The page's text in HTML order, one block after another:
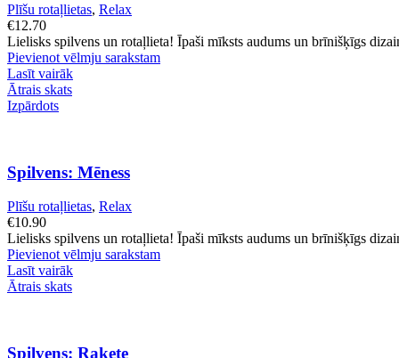
Plīšu rotaļlietas, Relax
€12.70
Lielisks spilvens un rotaļlieta! Īpaši mīksts audums un brīnišķīgs
Pievienot vēlmju sarakstam
Lasīt vairāk
Ātrais skats
Izpārdots
Spilvens: Mēness
Plīšu rotaļlietas, Relax
€10.90
Lielisks spilvens un rotaļlieta! Īpaši mīksts audums un brīnišķīgs
Pievienot vēlmju sarakstam
Lasīt vairāk
Ātrais skats
Spilvens: Raķete